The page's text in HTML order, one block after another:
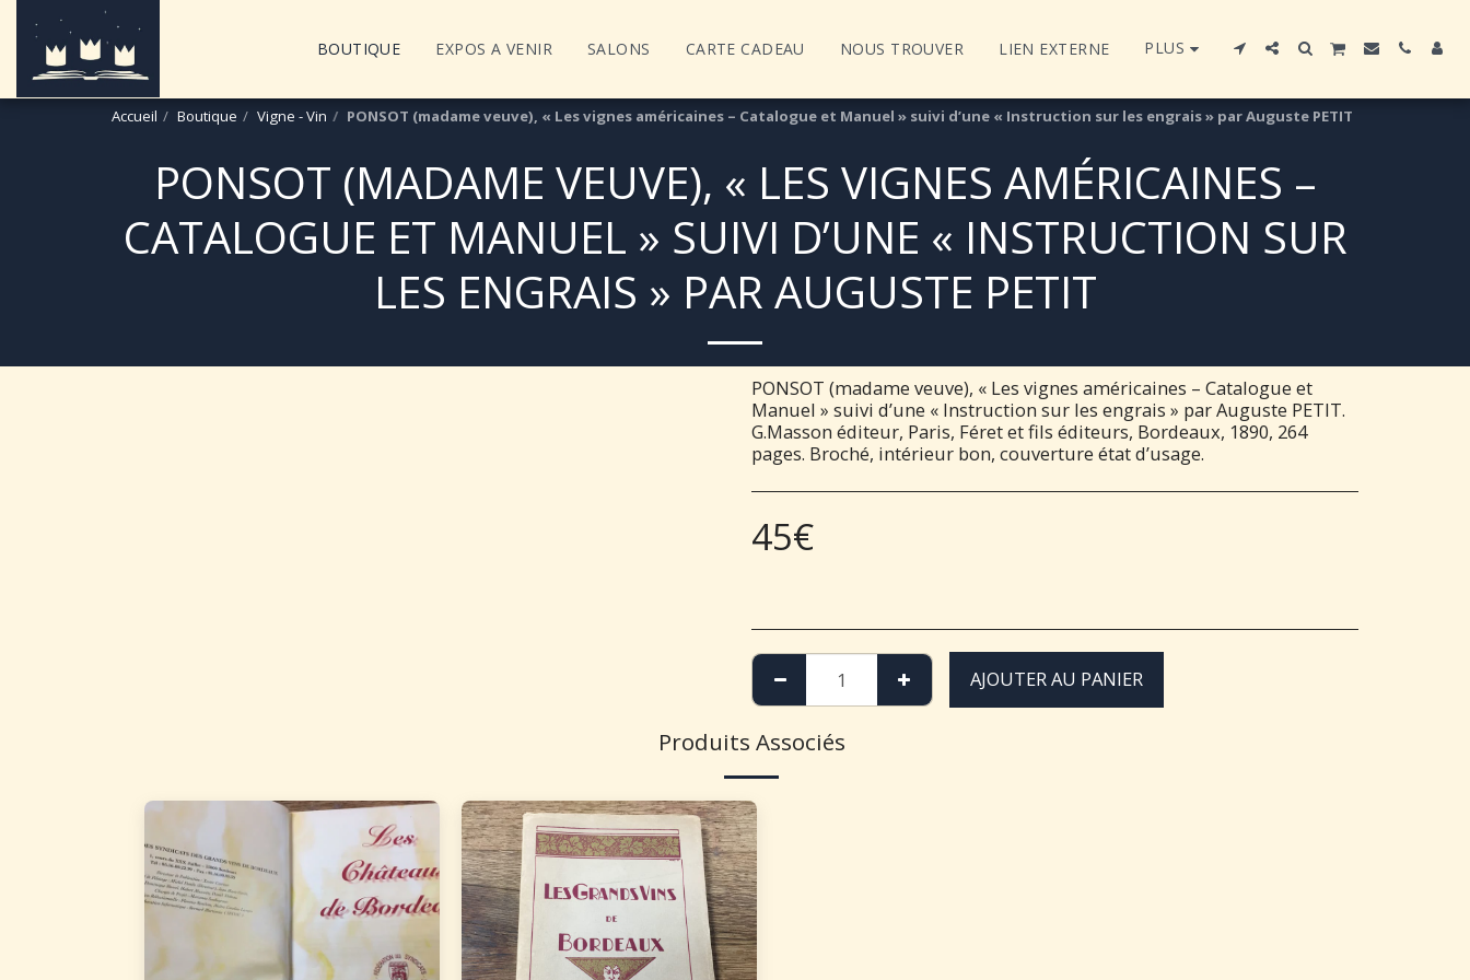
BOUTIQUE EXPOS A VENIR SALONS CARTE CADEAU NOUS TROUVER LIEN EXTERNE PLUS
Accueil Boutique Vigne - Vin PONSOT (madame veuve), « Les vignes américaines – Catalogue et Manuel » suivi d’une « Instruction sur les engrais » par Auguste PETIT
PONSOT (MADAME VEUVE), « LES VIGNES AMÉRICAINES –
CATALOGUE ET MANUEL » SUIVI D’UNE « INSTRUCTION SUR
LES ENGRAIS » PAR AUGUSTE PETIT
PONSOT (madame veuve), « Les vignes américaines – Catalogue et
Manuel » suivi d’une « Instruction sur les engrais » par Auguste PETIT.
G.Masson éditeur, Paris, Féret et fils éditeurs, Bordeaux, 1890, 264
pages. Broché, intérieur bon, couverture état d’usage.
45€
AJOUTER AU PANIER
Produits Associés